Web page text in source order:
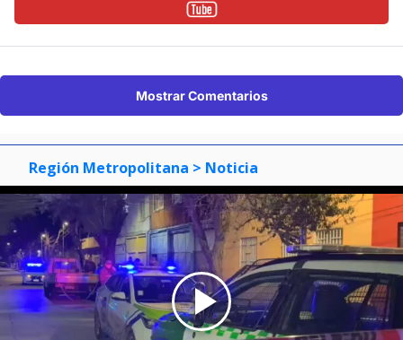
Mostrar Comentarios
Región Metropolitana > Noticia